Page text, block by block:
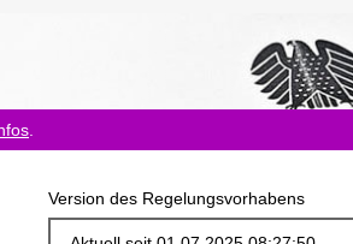
Version des Regelungsvorhabens